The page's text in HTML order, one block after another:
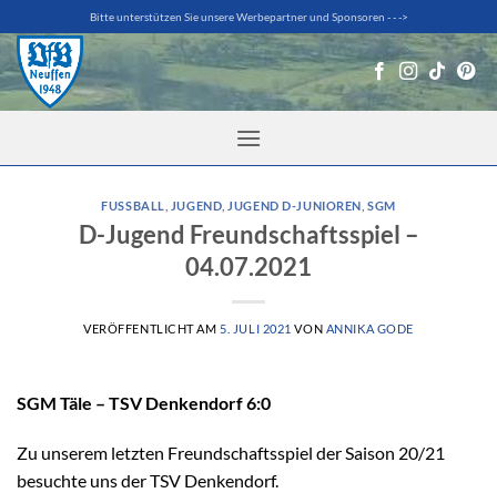
Inhalt
springen
Bitte unterstützen Sie unsere Werbepartner und Sponsoren - - ->
FUSSBALL JUGEND JUGEND D-JUNIOREN ,SGM
D-Jugend Freundschaftsspiel –
04.07.2021
VERÖFFENTLICHT AM 5. JULI 2021 VON ANNIKA GODE
SGM Täle – TSV Denkendorf 6:0
Zu unserem letzten Freundschaftsspiel der Saison 20/21
besuchte uns der TSV Denkendorf.